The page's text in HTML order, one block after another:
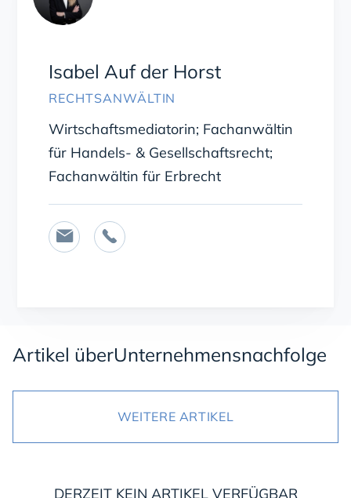
Isabel Auf der Horst
RECHTSANWÄLTIN
Wirtschaftsmediatorin; Fachanwältin
für Handels- & Gesellschaftsrecht;
Fachanwältin für Erbrecht
 
Artikel überUnternehmensnachfolge
WEITERE ARTIKEL
DERZEIT KEIN ARTIKEL VERFÜGBAR